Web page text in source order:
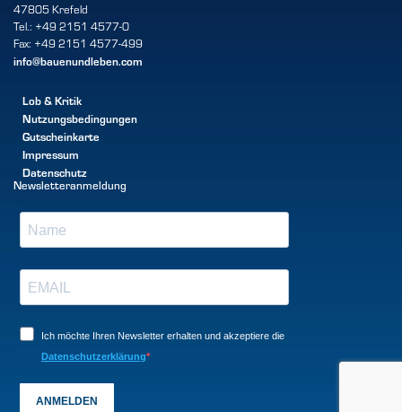
47805 Krefeld
Tel.: +49 2151 4577-0
Fax: +49 2151 4577-499
info@bauenundleben.com
Lob & Kritik
Nutzungsbedingungen
Gutscheinkarte
Impressum
Datenschutz
Newsletteranmeldung
Ich möchte Ihren Newsletter erhalten und akzeptiere die
Datenschutzerklärung
ANMELDEN